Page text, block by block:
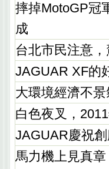
摔掉MotoGP冠
成
台北市民注意
JAGUAR XF的
大環境經濟不
白色夜叉，
JAGUAR慶祝
馬力機上見真